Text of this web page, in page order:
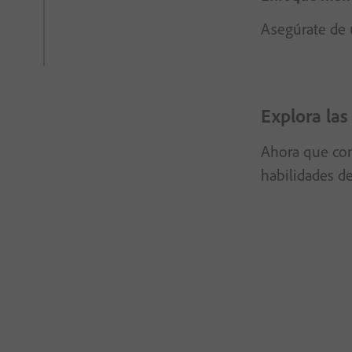
Asegúrate
Explora
Ahora que
habilidades